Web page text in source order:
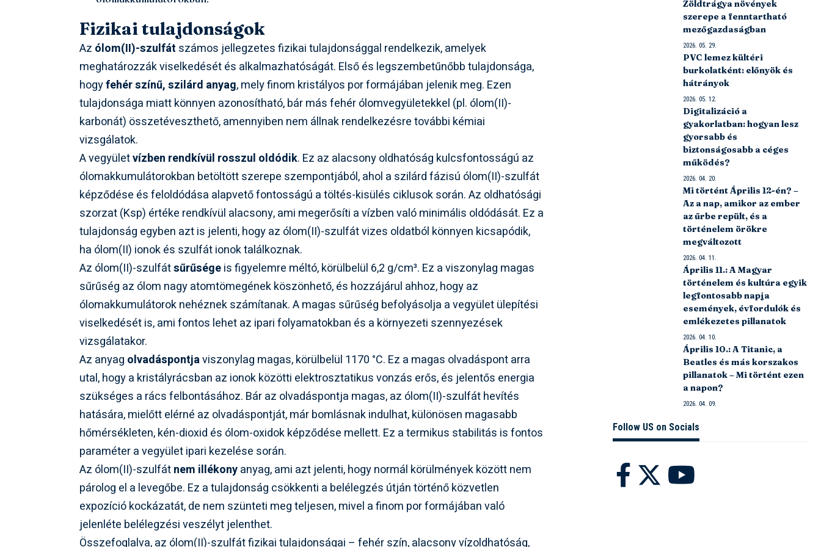
Fizikai tulajdonságok
Az ólom(II)-szulfát számos jellegzetes fizikai tulajdonsággal rendelkezik, amelyek
meghatározzák viselkedését és alkalmazhatóságát. Első és legszembetűnőbb tulajdonsága,
hogyfehér színű, szilárd anyag, mely finom kristályos por formájában jelenik meg. Ezen
tulajdonsága miatt könnyen azonosítható, bár más fehér ólomvegyületekkel (pl. ólom(II)-
karbonát) összetéveszthető, amennyiben nem állnak rendelkezésre további kémiai
vizsgálatok.
A vegyületvízben rendkívül rosszul oldódik. Ez az alacsony oldhatóság kulcsfontosságú az
ólomakkumulátorokban betöltött szerepe szempontjából, ahol a szilárd fázisú ólom(II)-szulfát
képződése és feloldódása alapvető fontosságú a töltés-kisülés ciklusok során. Az oldhatósági
szorzat (Ksp) értéke rendkívül alacsony, ami megerősíti a vízben való minimális oldódását. Ez a
tulajdonság egyben azt is jelenti, hogy az ólom(II)-szulfát vizes oldatból könnyen kicsapódik,
ha ólom(II) ionok és szulfát ionok találkoznak.
Az ólom(II)-szulfátsűrűségeis figyelemre méltó, körülbelül 6,2 g/cm³. Ez a viszonylag magas
sűrűség az ólom nagy atomtömegének köszönhető, és hozzájárul ahhoz, hogy az
ólomakkumulátorok nehéznek számítanak. A magas sűrűség befolyásolja a vegyület ülepítési
viselkedését is, ami fontos lehet az ipari folyamatokban és a környezeti szennyezések
vizsgálatakor.
Az anyag olvadáspontjaviszonylag magas, körülbelül 1170 °C. Ez a magas olvadáspont arra
utal, hogy a kristályrácsban az ionok közötti elektrosztatikus vonzás erős, és jelentős energia
szükséges a rács felbontásához. Bár az olvadáspontja magas, az ólom(II)-szulfát hevítés
hatására, mielőtt elérné az olvadáspontját, már bomlásnak indulhat, különösen magasabb
hőmérsékleten, kén-dioxid és ólom-oxidok képződése mellett. Ez a termikus stabilitás is fontos
paraméter a vegyület ipari kezelése során.
Az ólom(II)-szulfátnem illékonyanyag, ami azt jelenti, hogy normál körülmények között nem
párolog el a levegőbe. Ez a tulajdonság csökkenti a belélegzés útján történő közvetlen
expozíció kockázatát, de nem szünteti meg teljesen, mivel a finom por formájában való
jelenléte belélegzési veszélyt jelenthet.
Összefoglalva, az ólom(II)-szulfát fizikai tulajdonságai – fehér szín, alacsony vízoldhatóság,
Zöldtrágya növények
szerepe a fenntartható
mezőgazdaságban
2026. 05. 29.
PVC lemez kültéri
burkolatként: előnyök és
hátrányok
2026. 05. 12.
Digitalizáció a
gyakorlatban: hogyan lesz
gyorsabb és
biztonságosabb a céges
működés?
2026. 04. 20.
Mi történt Április 12-én? –
Az a nap, amikor az ember
az űrbe repült, és a
történelem örökre
megváltozott
2026. 04. 11.
Április 11.: A Magyar
történelem és kultúra egyik
legfontosabb napja
események, évfordulók és
emlékezetes pillanatok
2026. 04. 10.
Április 10.: A Titanic, a
Beatles és más korszakos
pillanatok – Mi történt ezen
a napon?
2026. 04. 09.
Follow US on Socials